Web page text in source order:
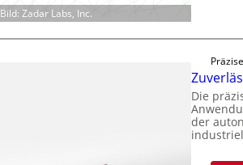
Bild: Zadar Labs, Inc.
Die
der